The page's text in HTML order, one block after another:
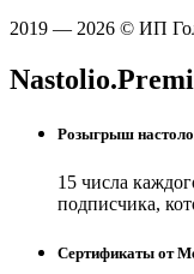
2019 — 2026 © ИП
Розыгрыш
15 числа
подписчика,
Сертификаты от